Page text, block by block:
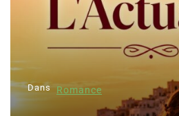
Dans Romance